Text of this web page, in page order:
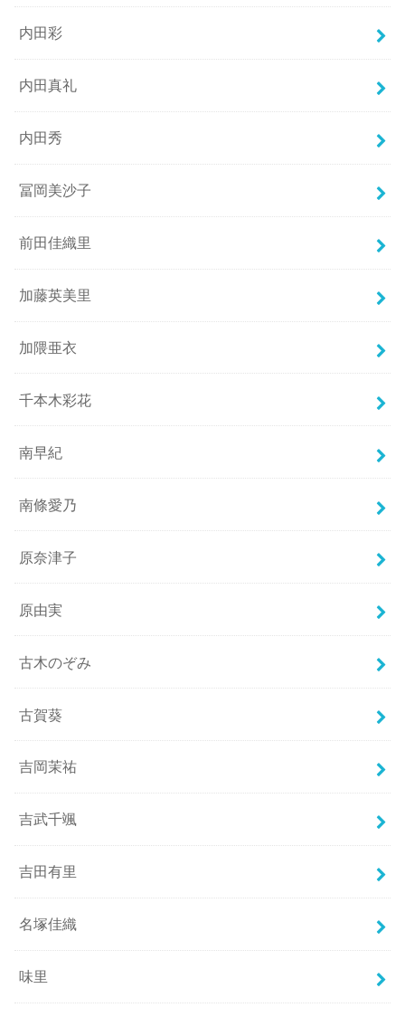
内田彩
内田真礼
内田秀
冨岡美沙子
前田佳織里
加藤英美里
加隈亜衣
千本木彩花
南早紀
南條愛乃
原奈津子
原由実
古木のぞみ
古賀葵
吉岡茉祐
吉武千颯
吉田有里
名塚佳織
味里